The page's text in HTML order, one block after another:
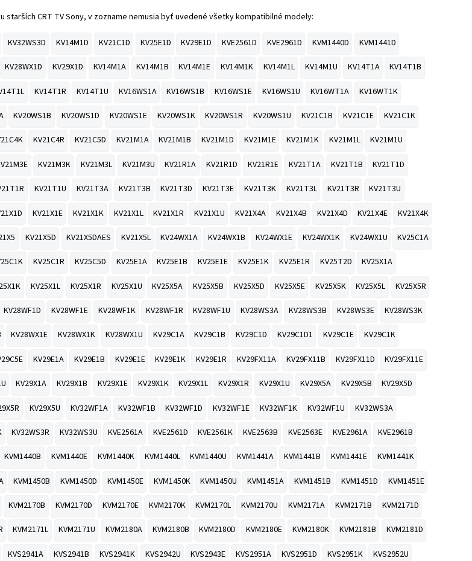
starších CRT TV Sony, v zozname nemusia byť uvedené všetky kompatibilné modely:
KV32WS3D KV14M1D KV21C1D KV25E1D KV29E1D KVE2561D KVE2961D KVM1440D KVM1441D
KV28WX1D KV29X1D KV14M1A KV14M1B KV14M1E KV14M1K KV14M1L KV14M1U KV14T1A KV14T1B
KV14T1R KV14T1U KV16WS1A KV16WS1B KV16WS1E KV16WS1U KV16WT1A KV16WT1K
KV20WS1B KV20WS1D KV20WS1E KV20WS1K KV20WS1R KV20WS1U KV21C1B KV21C1E KV21C1K
KV21C4R KV21C5D KV21M1A KV21M1B KV21M1D KV21M1E KV21M1K KV21M1L KV21M1U
KV21M3K KV21M3L KV21M3U KV21R1A KV21R1D KV21R1E KV21T1A KV21T1B KV21T1D
KV21T1U KV21T3A KV21T3B KV21T3D KV21T3E KV21T3K KV21T3L KV21T3R KV21T3U
KV21X1E KV21X1K KV21X1L KV21X1R KV21X1U KV21X4A KV21X4B KV21X4D KV21X4E KV21X4K
KV21X5D KV21X5DAES KV21X5L KV24WX1A KV24WX1B KV24WX1E KV24WX1K KV24WX1U KV25C1A
KV25C1R KV25C5D KV25E1A KV25E1B KV25E1E KV25E1K KV25E1R KV25T2D KV25X1A
KV25X1L KV25X1R KV25X1U KV25X5A KV25X5B KV25X5D KV25X5E KV25X5K KV25X5L KV25X5R
KV28WF1D KV28WF1E KV28WF1K KV28WF1R KV28WF1U KV28WS3A KV28WS3B KV28WS3E KV28WS3K
KV28WX1E KV28WX1K KV28WX1U KV29C1A KV29C1B KV29C1D KV29C1D1 KV29C1E KV29C1K
KV29E1A KV29E1B KV29E1E KV29E1K KV29E1R KV29FX11A KV29FX11B KV29FX11D KV29FX11E
KV29X1A KV29X1B KV29X1E KV29X1K KV29X1L KV29X1R KV29X1U KV29X5A KV29X5B KV29X5D
KV29X5U KV32WF1A KV32WF1B KV32WF1D KV32WF1E KV32WF1K KV32WF1U KV32WS3A
KV32WS3R KV32WS3U KVE2561A KVE2561D KVE2561K KVE2563B KVE2563E KVE2961A KVE2961B
KVM1440B KVM1440E KVM1440K KVM1440L KVM1440U KVM1441A KVM1441B KVM1441E KVM1441K
KVM1450B KVM1450D KVM1450E KVM1450K KVM1450U KVM1451A KVM1451B KVM1451D KVM1451E
KVM2170B KVM2170D KVM2170E KVM2170K KVM2170L KVM2170U KVM2171A KVM2171B KVM2171D
KVM2171L KVM2171U KVM2180A KVM2180B KVM2180D KVM2180E KVM2180K KVM2181B KVM2181D
KVS2941A KVS2941B KVS2941K KVS2942U KVS2943E KVS2951A KVS2951D KVS2951K KVS2952U